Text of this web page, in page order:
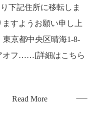
下記住所に移転しま
すようお願い申し上
京都中央区晴海1-8-
オフ……[詳細はこちら
Read More